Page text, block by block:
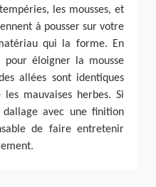
les mousses, et
à pousser sur votre
qui la forme. En
pour éloigner la mousse
allées sont identiques
mauvaises herbes. Si
dallage avec une finition
de faire entretenir